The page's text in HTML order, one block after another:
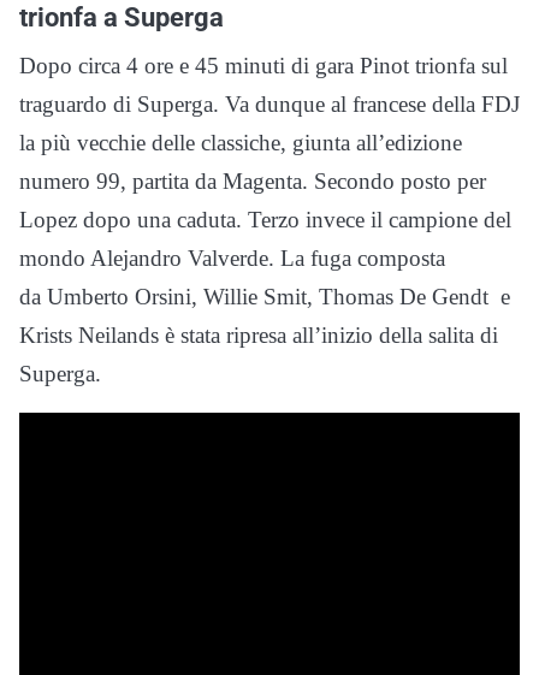
trionfa a Superga
Dopo circa 4 ore e 45 minuti di gara Pinot trionfa sul
traguardo di Superga. Va dunque al francese della FDJ
la più vecchie delle classiche, giunta all’edizione
numero 99, partita da Magenta. Secondo posto per
Lopez dopo una caduta. Terzo invece il campione del
mondo Alejandro Valverde. La fuga composta
da Umberto Orsini, Willie Smit, Thomas De Gendt e
Krists Neilands è stata ripresa all’inizio della salita di
Superga.